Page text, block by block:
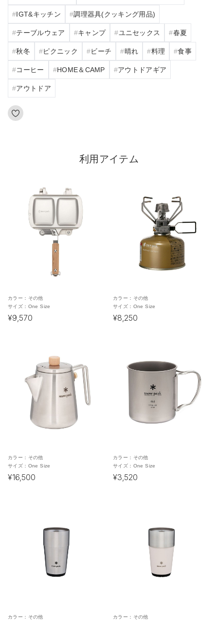
IGT&キッチン 調理器具(クッキング用品)
テーブルウェア キャンプ ユニセックス 春夏
秋冬 ピクニック ビーチ 晴れ 料理 食事
コーヒー HOME＆CAMP アウトドアギア
アウトドア
利用アイテム
カラー： その他
サイズ： One Size
¥9,570
カラー： その他
サイズ： One Size
¥8,250
カラー： その他
サイズ： One Size
¥16,500
カラー： その他
サイズ： One Size
¥3,520
カラー： その他 カラー： その他